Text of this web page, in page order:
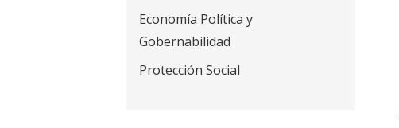
Economía Política y
Gobernabilidad
Protección Social